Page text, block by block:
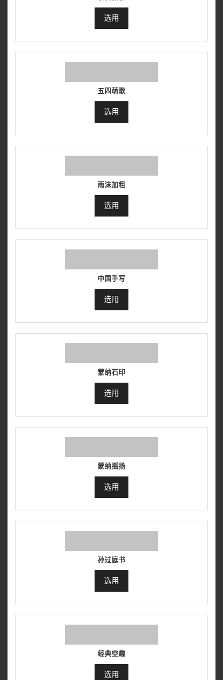
选用
五四萌歌
选用
雨沫加粗
选用
中国手写
选用
蒙纳石印
选用
蒙纳摇扬
选用
孙过庭书
选用
经典空趣
选用